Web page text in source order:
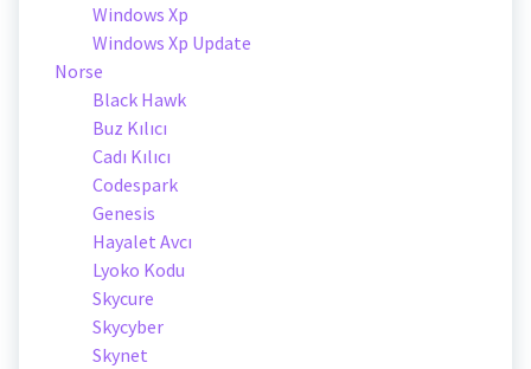
Windows Xp
Windows Xp Update
Norse
Black Hawk
Buz Kılıcı
Cadı Kılıcı
Codespark
Genesis
Hayalet Avcı
Lyoko Kodu
Skycure
Skycyber
Skynet